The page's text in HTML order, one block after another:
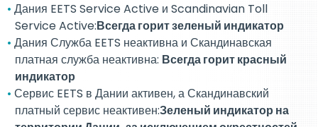
Дания EETS Service Active и Scandinavian Toll
Service Active:Всегда горит зеленый индикатор
Дания Служба EETS неактивна и Скандинавская
платная служба неактивна: Всегда горит красный
индикатор
Сервис EETS в Дании активен, а Скандинавский
платный сервис неактивен:Зеленый индикатор на